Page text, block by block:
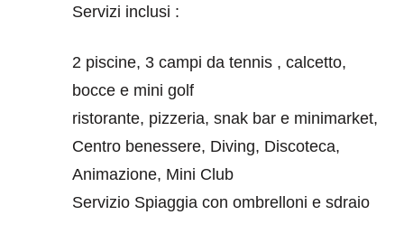
Servizi inclusi :
2 piscine, 3 campi da tennis , calcetto,
bocce e mini golf
ristorante, pizzeria, snak bar e minimarket,
Centro benessere, Diving, Discoteca,
Animazione, Mini Club
Servizio Spiaggia con ombrelloni e sdraio